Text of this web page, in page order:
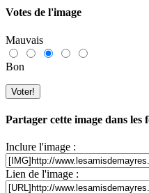
Votes de l'image
Mauvais
Bon
Partager cette image dans les
Inclure l'image :
Lien de l'image :